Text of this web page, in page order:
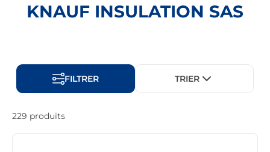
KNAUF INSULATION SAS
FILTRER TRIER
229 produits